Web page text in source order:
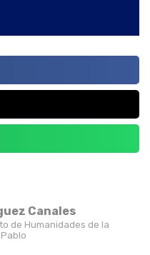
Canales
de Humanidades de la